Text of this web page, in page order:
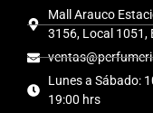
Mall Arauco
3156, Local 1051,
Lunes a Sábado:
19:00 hrs